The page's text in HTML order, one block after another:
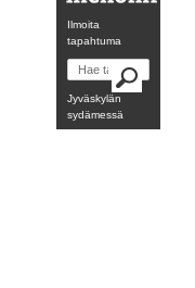
Ydinkeskusta
Ilmoita
tapahtuma
Jyväskylän
sydämessä